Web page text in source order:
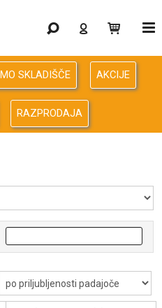
SKLADIŠČE AKCIJE
RAZPRODAJA